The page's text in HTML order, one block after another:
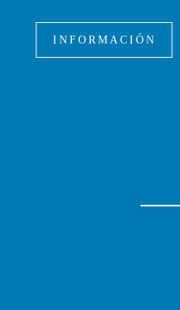
INFORMACIÓN